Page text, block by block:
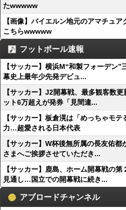
たwwwww
【画像】バイエルン地元のアマチュ
こちらwwwww
フットボール速報
【サッカー】横浜M“和製フォーデン
幕史上最年少先発デビュ...
【サッカー】J2開幕戦、最多観客数
ット6万超えが発券「見間違...
【サッカー】板倉滉は「めっちゃモ
力…超愛される日本代表
【サッカー】W杯後無所属の長友佑
さまへご挨拶させていただき...
【サッカー】鹿島、ホーム開幕戦の
見通し…国立での開幕戦に続き...
アブロードチャンネル